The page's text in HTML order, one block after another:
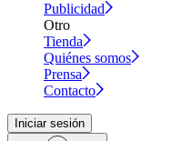
Publicidad
Otro
Tienda
Quiénes somos
Prensa
Contacto
Iniciar sesión